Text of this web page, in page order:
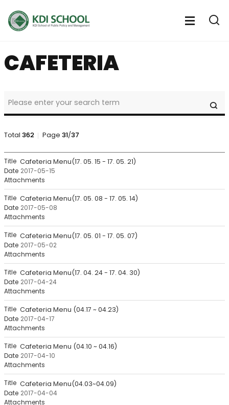
열
전
체
뉴
CAFETERIA
&
CALENDAR
Notice
Cafeteria
Search
Total 362 Page 31/37
NOTICE
&
CALENDAR
Notice
>
Cafeteria
목
록
-
번
호,
제
목,
작
성
자,
등
록
일,
첨
부
일,
조
회
Cafeteria Menu(17. 05. 15 - 17. 05. 21)
2017-05-15
Cafeteria Menu(17. 05. 08 - 17. 05. 14)
2017-05-08
Cafeteria Menu(17. 05. 01 - 17. 05. 07)
2017-05-02
Cafeteria Menu(17. 04. 24 - 17. 04. 30)
2017-04-24
Cafeteria Menu (04.17 ~ 04.23)
2017-04-17
Cafeteria Menu (04.10 ~ 04.16)
2017-04-10
Cafeteria Menu(04.03~04.09)
2017-04-04